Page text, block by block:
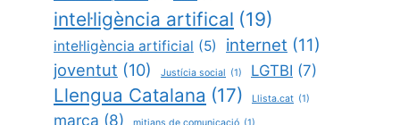
intel·ligència artifical (19)
intel·ligència artificial (5) internet (11)
joventut (10) Justícia social (1) LGTBI (7)
Llengua Catalana (17) Llista.cat (1)
marca (8)